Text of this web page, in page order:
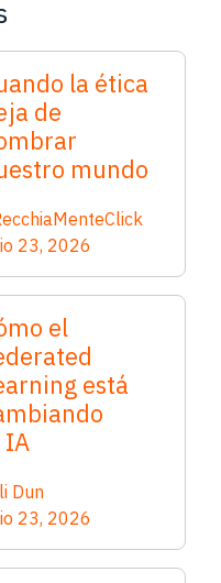
la ética
de
mundo
23, 2026
el
está
IA
Dun
23, 2026